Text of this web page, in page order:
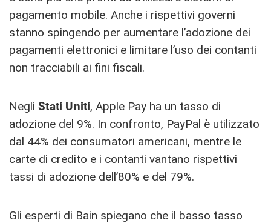
pagamento mobile. Anche i rispettivi governi
stanno spingendo per aumentare l’adozione dei
pagamenti elettronici e limitare l’uso dei contanti
non tracciabili ai fini fiscali.
Negli Stati Uniti, Apple Pay ha un tasso di
adozione del 9%. In confronto, PayPal è utilizzato
dal 44% dei consumatori americani, mentre le
carte di credito e i contanti vantano rispettivi
tassi di adozione dell’80% e del 79%.
Gli esperti di Bain spiegano che il basso tasso